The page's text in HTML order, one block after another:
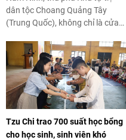
dân tộc Choang Quảng Tây
(Trung Quốc), không chỉ là cửa
ASEAN mà còn là trung tâm
phát triển mạnh về năng lượng
xanh, thủy lợi và thủy điện. Tại
đây, Trường Cao đẳng Nghề
Thủy lợi và Điện lực Quảng Tây
(Guangxi College of Water
Resources and Electric Power -
GCWE) đang trở thành điểm đến
Tzu Chi trao 700 suất học bổng
cho học sinh, sinh viên khó